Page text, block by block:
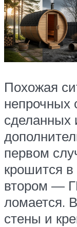
Похожая
сделанных
первом
крошится
втором —
ломается. В
стены и